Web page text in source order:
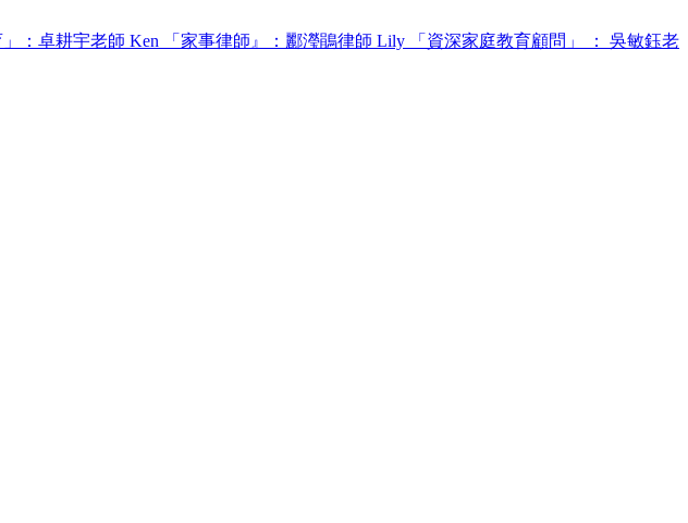
」：卓耕宇老師 Ken 「家事律師』：酈瀅鵑律師 Lily
「資深家庭教育顧問」 ： 吳敏鈺老